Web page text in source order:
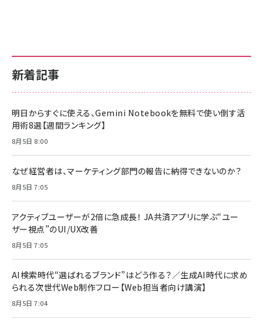
新着記事
明日からすぐに使える、Gemini Notebookを無料で使い倒す活
用術8選【週間ランキング】
8月5日 8:00
なぜ経営者は、マーケティング部門の報告に納得できないのか？
8月5日 7:05
アクティブユーザーが2倍に急成長！ JA共済アプリに学ぶ“ユー
ザー視点”のUI/UX改善
8月5日 7:05
AI検索時代“選ばれるブランド”はどう作る？／生成AI時代に求め
られる次世代Web制作フロー【Web担当者向け講演】
8月5日 7:04